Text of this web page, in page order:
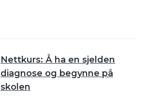
Nettkurs: Å ha en sjelden
diagnose og begynne på
skolen